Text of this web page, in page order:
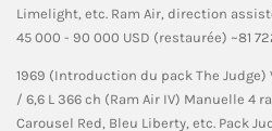
Limelight, etc. Ram Air, direction
45 000 - 90 000 USD (restaurée) ~81
1969 (Introduction du pack The Judge)
/ 6,6 L 366 ch (Ram Air IV) Manuelle 4
Carousel Red, Bleu Liberty, etc. Pack